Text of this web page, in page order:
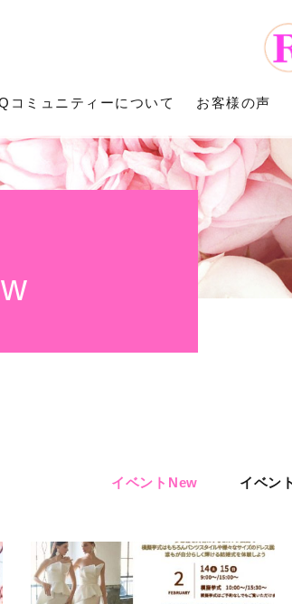
コミュニティーについて お客様の声
イベントNew イベン